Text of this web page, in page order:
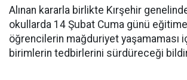
Alınan kararla birlikte Kırşehir
okullarda 14 Şubat Cuma günü
öğrencilerin mağduriyet yaşamaması
birimlerin tedbirlerini sürdüreceği